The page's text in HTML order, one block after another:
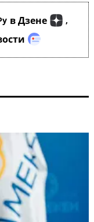
в Дзене ,